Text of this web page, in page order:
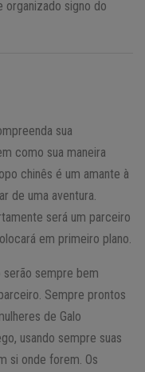
organizado signo do
sua
como sua maneira
chinês é um amante à
de uma aventura.
será um parceiro
em primeiro plano.
serão sempre bem
Sempre prontos
de Galo
usando sempre suas
si onde forem. Os